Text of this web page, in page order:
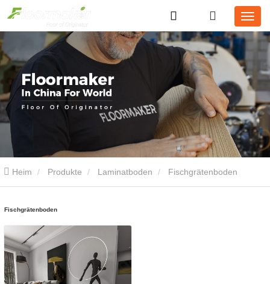
Heim Produkte Laminatboden Fischgrätenboden
Fischgrätenboden